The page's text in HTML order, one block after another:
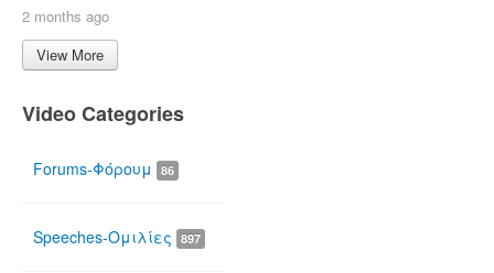
2 months ago
View More
Video Categories
Forums-Φόρουμ 86
Speeches-Ομιλίες 897